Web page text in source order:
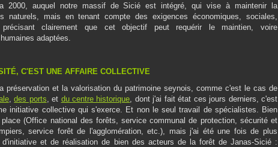
2000, auquel notre massif de Sicié est intégré, qui vise à maintenir la
naturels, mais en tenant compte des exigences économiques, sociales,
précisant clairement que cet objectif peut requérir le maintien, voire
adaptées.
C'EST UNE AFFAIRE COLLECTIVE
préservation et la valorisation du patrimoine seynois, comme c'est le cas de
,des ports , et du centre historique , dont j'ai fait état ces jours derniers, c'est
initiative collective qui s'exerce. Et non le seul travail de spécialistes. Bien
(Office national des forêts, service communal de protection, sécurité et
service forêt de l'agglomération, etc.), mais j'ai été une fois de plus
d'initiative et de réalisation de bien des acteurs de la forêt de Janas-Sicié :